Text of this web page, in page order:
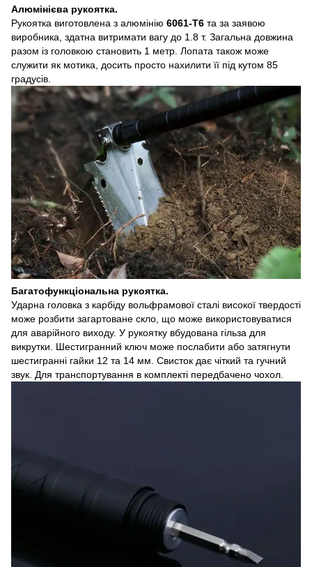
Алюмінієва рукоятка.
Рукоятка виготовлена з алюмінію 6061-Т6 та за заявою
виробника, здатна витримати вагу до 1.8 т. Загальна довжина
разом із головкою становить 1 метр. Лопата також може
служити як мотика, досить просто нахилити її під кутом 85
градусів.
Багатофункціональна рукоятка.
Ударна головка з карбіду вольфрамової сталі високої твердості
може розбити загартоване скло, що може використовуватися
для аварійного виходу. У рукоятку вбудована гільза для
викрутки. Шестигранний ключ може послабити або затягнути
шестигранні гайки 12 та 14 мм. Свисток дає чіткий та гучний
звук. Для транспортування в комплекті передбачено чохол.